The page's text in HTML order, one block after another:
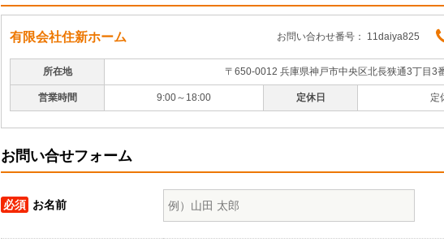
有限会社住新ホーム お問い合わせ番号： 11daiya825
所在地 〒650-0012 兵庫県神戸市中央区北長狭通3丁目3
営業時間 9:00～18:00 定休日 定
お問い合せフォーム
必須 お名前